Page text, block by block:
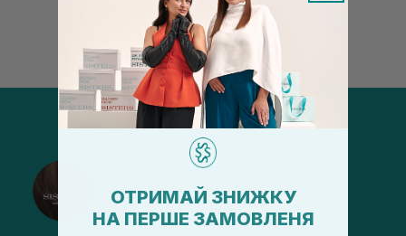
@sisters_stelmakh в Instagram
Подписаться
ОТРИМАЙ ЗНИЖКУ
НА ПЕРШЕ ЗАМОВЛЕНЯ